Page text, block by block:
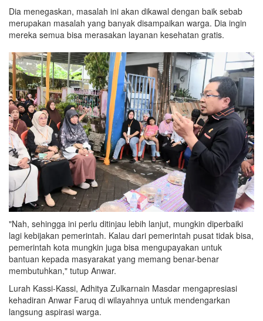
Dia menegaskan, masalah ini akan dikawal dengan baik sebab
merupakan masalah yang banyak disampaikan warga. Dia ingin
mereka semua bisa merasakan layanan kesehatan gratis.
"Nah, sehingga ini perlu ditinjau lebih lanjut, mungkin diperbaiki
lagi kebijakan pemerintah. Kalau dari pemerintah pusat tidak bisa,
pemerintah kota mungkin juga bisa mengupayakan untuk
bantuan kepada masyarakat yang memang benar-benar
membutuhkan," tutup Anwar.
Lurah Kassi-Kassi, Adhitya Zulkarnain Masdar mengapresiasi
kehadiran Anwar Faruq di wilayahnya untuk mendengarkan
langsung aspirasi warga.